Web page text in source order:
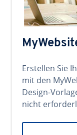
Erstellen Sie
mit den
Design-
nicht